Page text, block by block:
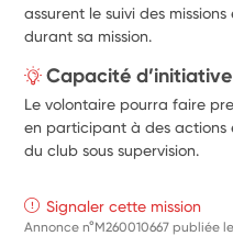
assurent le suivi des
durant sa mission.
Capacité d’initiative
Le volontaire pourra faire
en participant à des actions
du club sous supervision.
Signaler cette mission
Annonce n°M260010667 publiée